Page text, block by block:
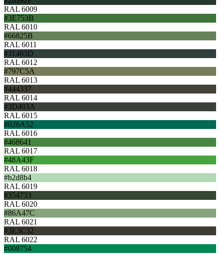
RAL 6009
#3E753B
RAL 6010
#66825B
RAL 6011
#31403D
RAL 6012
#797C5A
RAL 6013
#444337
RAL 6014
#3D403A
RAL 6015
#026A52
RAL 6016
#468641
RAL 6017
#48A43F
RAL 6018
#b2d8b4
RAL 6019
#354733
RAL 6020
#86A47C
RAL 6021
#3E3C32
RAL 6022
#008754